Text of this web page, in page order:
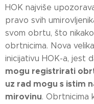
HOK najviše
pravo svih
svom obrtu, što
obrtnicima. Nova
inicijativu HOK-a, jest
mogu registrirati
uz rad mogu s istim
mirovinu. Obrtnicima